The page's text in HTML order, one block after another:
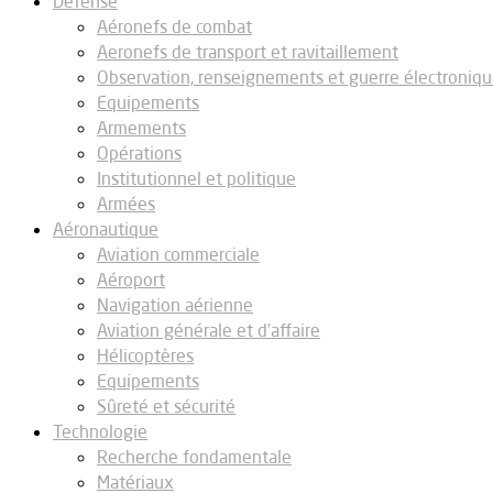
Aéronefs de combat
Aeronefs de transport et ravitaillement
Observation, renseignements et guerre
Equipements
Armements
Opérations
Institutionnel et politique
Armées
Aéronautique
Aviation commerciale
Aéroport
Navigation aérienne
Aviation générale et d’affaire
Hélicoptères
Equipements
Sûreté et sécurité
Technologie
Recherche fondamentale
Matériaux